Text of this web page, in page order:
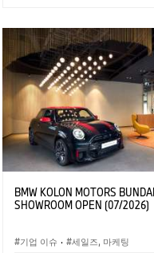
BMW KOLON MOTORS
SHOWROOM OPEN (07/2026)
기업 이슈 · 세일즈, 마케팅